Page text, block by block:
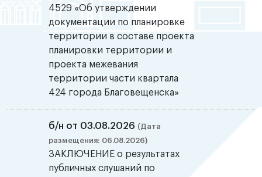
4529 «Об утверждении
документации по планировке
территории в составе проекта
планировки территории и
проекта межевания
территории части квартала
424 города Благовещенска»
б/н от 03.08.2026 (Дата
размещения: 06.08.2026)
ЗАКЛЮЧЕНИЕ о результатах
публичных слушаний по